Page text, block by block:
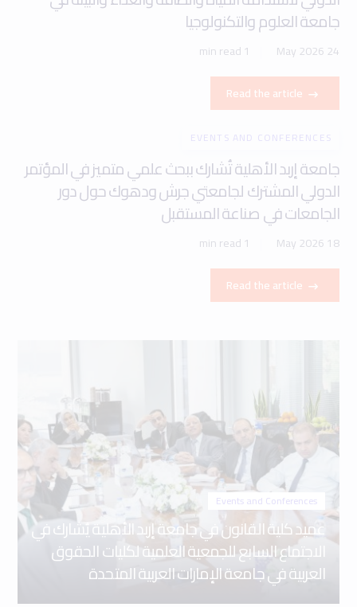
جامعة العلوم والتكنولوجيا
24 May 2026
1 min read
Read the article
EVENTS AND CONFERENCES
جامعة إربد الأهلية تُشارك ببحث علمي متميز في المؤتمر
الدولي المشترك لجامعتي جرش ودهوك حول دور
الجامعات في صناعة المستقبل
18 May 2026
1 min read
Read the article
Events and Conferences
عميد كلية القانون في جامعة إربد الأهلية يُشارك في
الاجتماع السابع للجمعية العلمية لكليات الحقوق
العربية في جامعة الإمارات العربية المتحدة